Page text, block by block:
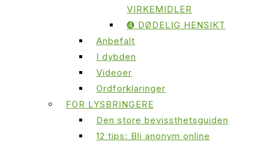
VIRKEMIDLER
➍ DØDELIG HENSIKT
Anbefalt
I dybden
Videoer
Ordforklaringer
FOR LYSBRINGERE
Den store bevissthetsguiden
12 tips: Bli anonym online